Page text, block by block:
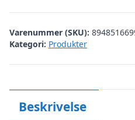
Varenummer (SKU):
Kategori: Produkter
Beskrivelse